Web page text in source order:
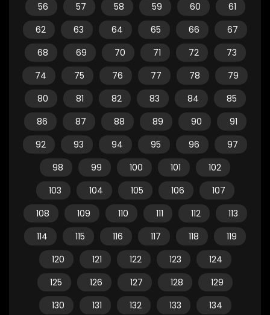
56
57 58 59 60
61
62
63 64 65 66
67
68
69 70 71 72
73
74
75 76 77 78
79
80
81 82 83 84
85
86
87 88 89 90
91
92
93 94 95 96
97
98
99 100 101
102
103
104 105 106
107
108
109 110 111 112
113
114
115 116 117 118
119
120
121 122 123
124
125
126 127 128
129
130
131 132 133
134